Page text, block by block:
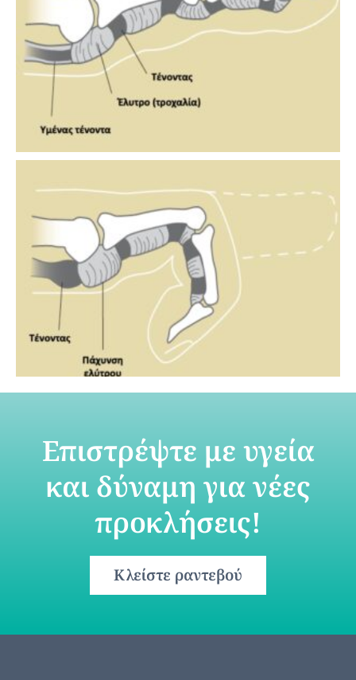
Επιστρέψτε με υγεία
και δύναμη για νέες
προκλήσεις!
Κλείστε ραντεβού